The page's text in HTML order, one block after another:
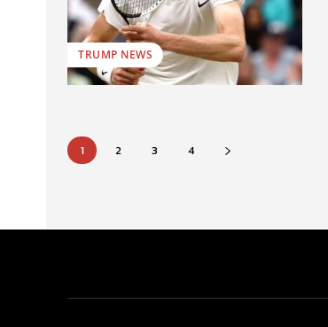
TRUMP NEWS
1 2 3 4